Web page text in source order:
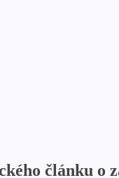
článku o